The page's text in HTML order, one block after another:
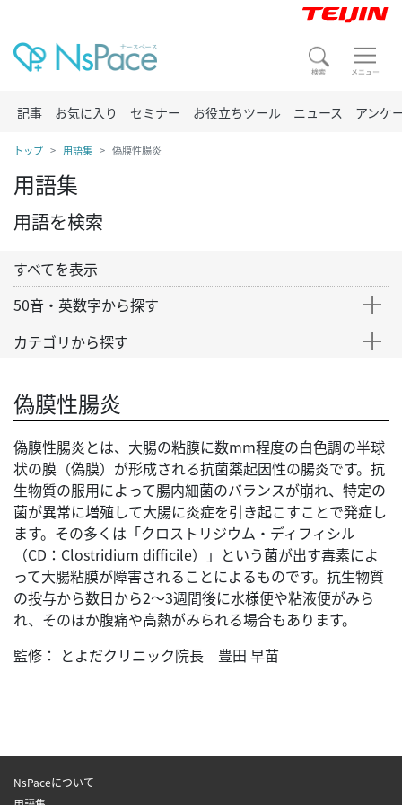
記事 お気に入り セミナー お役立ちツール ニュース アンケ
トップ 用語集 偽膜性腸炎
用語集
用語を検索
すべてを表示
50音・英数字から探す
カテゴリから探す
偽膜性腸炎
偽膜性腸炎とは、大腸の粘膜に数mm程度の白色調の半球
状の膜（偽膜）が形成される抗菌薬起因性の腸炎です。抗
生物質の服用によって腸内細菌のバランスが崩れ、特定の
菌が異常に増殖して大腸に炎症を引き起こすことで発症し
ます。その多くは「クロストリジウム・ディフィシル
（CD：Clostridium difficile）」という菌が出す毒素によ
って大腸粘膜が障害されることによるものです。抗生物質
の投与から数日から2～3週間後に水様便や粘液便がみら
れ、そのほか腹痛や高熱がみられる場合もあります。
監修： とよだクリニック院長 豊田 早苗
NsPaceについて